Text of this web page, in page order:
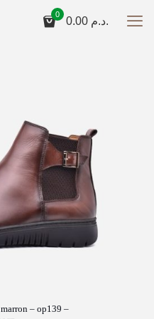
0
0.00 د.م.
– op139 –